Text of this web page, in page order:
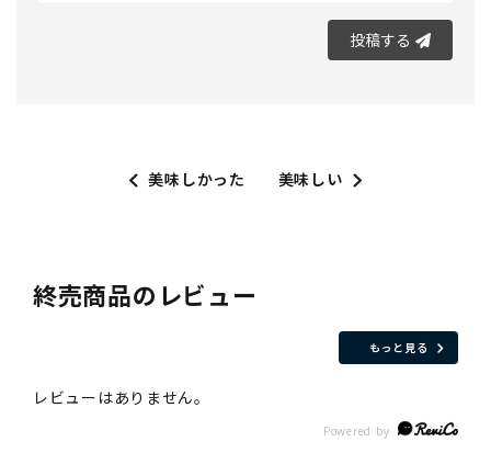
投稿する
美味しかった 美味しい
終売商品のレビュー
もっと見る